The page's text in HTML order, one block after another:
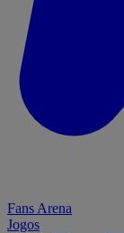
Fans Arena
Jogos